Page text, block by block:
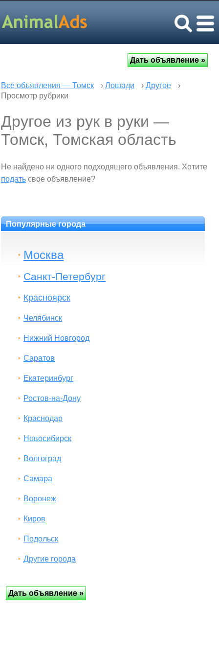
Все объявления — Томск › Лошади › Другое
›
Просмотр рубрики
Другое из рук в руки —
Томск, Томская область
Не найдено ни одного подходящего объявления. Хотите
подать свое объявление?
Популярные города
Москва
Санкт-Петербург
Красноярск
Челябинск
Нижний Новгород
Саратов
Екатеринбург
Ростов-на-Дону
Краснодар
Новосибирск
Волгоград
Самара
Воронеж
Киров
Подольск
Другие города